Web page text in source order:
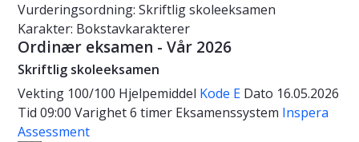
Vurderingsordning: Skriftlig skoleeksamen
Karakter: Bokstavkarakterer
Ordinær eksamen - Vår 2026
Skriftlig skoleeksamen
Vekting 100/100 Hjelpemiddel Kode E Dato 16.05.2026
Tid 09:00 Varighet6 timer Eksamenssystem Inspera
Assessment